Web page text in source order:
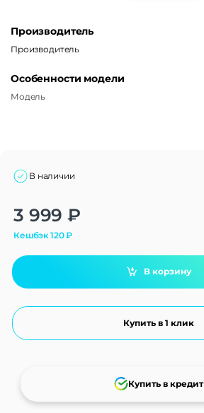
Производитель
Производитель
Особенности модели
Модель
В наличии
3 999 ₽
Кешбэк120₽
В корзину
Купить в 1 клик
Купить в кредит
Alternative: